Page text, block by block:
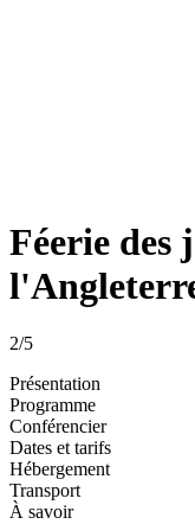
Féerie des
2/5
Présentation
Programme
Conférencier
Dates et tarifs
Hébergement
Transport
À savoir